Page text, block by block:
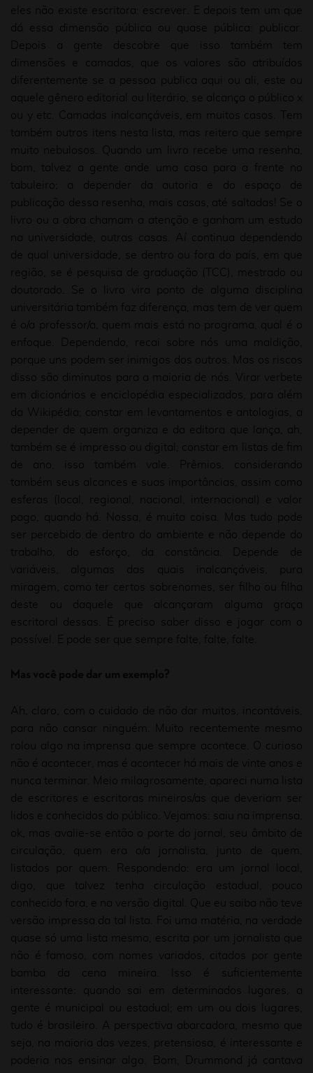
eles não existe escritora: escrever. E depois tem um que
dá essa dimensão pública ou quase pública: publicar.
Depois a gente descobre que isso também tem
dimensões e camadas, que os valores são atribuídos
diferentemente se a pessoa publica aqui ou ali, este ou
aquele gênero editorial ou literário, se alcança o público x
ou y etc. Camadas inalcançáveis, em muitos casos. Tem
também outros itens nesta lista, mas reitero que sempre
muito nebulosos. Quando um livro recebe uma resenha,
bom, talvez a gente ande uma casa para a frente no
tabuleiro; a depender da autoria e do espaço de
publicação dessa resenha, mais casas, até saltadas! Se o
livro ou a obra chamam a atenção e ganham um estudo
na universidade, outras casas. Aí continua dependendo
de qual universidade, se dentro ou fora do país, em que
região, se é pesquisa de graduação (TCC), mestrado ou
doutorado. Se o livro vira ponto de alguma disciplina
universitária também faz diferença, mas tem de ver quem
é o/a professor/a, quem mais está no programa, qual é o
enfoque. Dependendo, recai sobre nós uma maldição,
porque uns podem ser inimigos dos outros. Mas os riscos
disso são diminutos para a maioria de nós. Virar verbete
em dicionários e enciclopédia especializados, para além
da Wikipédia; constar em levantamentos e antologias, a
depender de quem organiza e da editora que lança, ah,
também se é impresso ou digital; constar em listas de fim
de ano, isso também vale. Prêmios, considerando
também seus alcances e suas importâncias, assim como
esferas (local, regional, nacional, internacional) e valor
pago, quando há. Nossa, é muita coisa. Mas tudo pode
ser percebido de dentro do ambiente e não depende do
trabalho, do esforço, da constância. Depende de
variáveis, algumas das quais inalcançáveis, pura
miragem, como ter certos sobrenomes, ser filho ou filha
deste ou daquele que alcançaram alguma graça
escritoral dessas. É preciso saber disso e jogar com o
possível. E pode ser que sempre falte, falte, falte.
Ah, claro, com o cuidado de não dar muitos, incontáveis,
para não cansar ninguém. Muito recentemente mesmo
rolou algo na imprensa que sempre acontece. O curioso
não é acontecer, mas é acontecer há mais de vinte anos e
nunca terminar. Meio milagrosamente, apareci numa lista
de escritores e escritoras mineiros/as que deveriam ser
lidos e conhecidos do público. Vejamos: saiu na imprensa,
ok, mas avalie-se então o porte do jornal, seu âmbito de
circulação, quem era o/a jornalista, junto de quem,
listados por quem. Respondendo: era um jornal local,
digo, que talvez tenha circulação estadual, pouco
conhecido fora, e na versão digital. Que eu saiba não teve
versão impressa da tal lista. Foi uma matéria, na verdade
quase só uma lista mesmo, escrita por um jornalista que
não é famoso, com nomes variados, citados por gente
bamba da cena mineira. Isso é suficientemente
interessante: quando sai em determinados lugares, a
gente é municipal ou estadual; em um ou dois lugares,
tudo é brasileiro. A perspectiva abarcadora, mesmo que
seja, na maioria das vezes, pretensiosa, é interessante e
poderia nos ensinar algo. Bom, Drummond já cantava